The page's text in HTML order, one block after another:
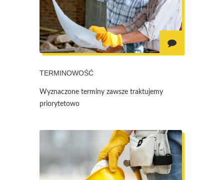
TERMINOWOŚĆ
Wyznaczone terminy zawsze traktujemy
priorytetowo